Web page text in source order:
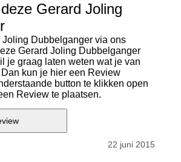
Gerard Joling
Joling Dubbelganger via ons
Gerard Joling Dubbelganger
je graag laten weten wat je van
kun je hier een Review
button te klikken open
Review te plaatsen.
22 juni 2015